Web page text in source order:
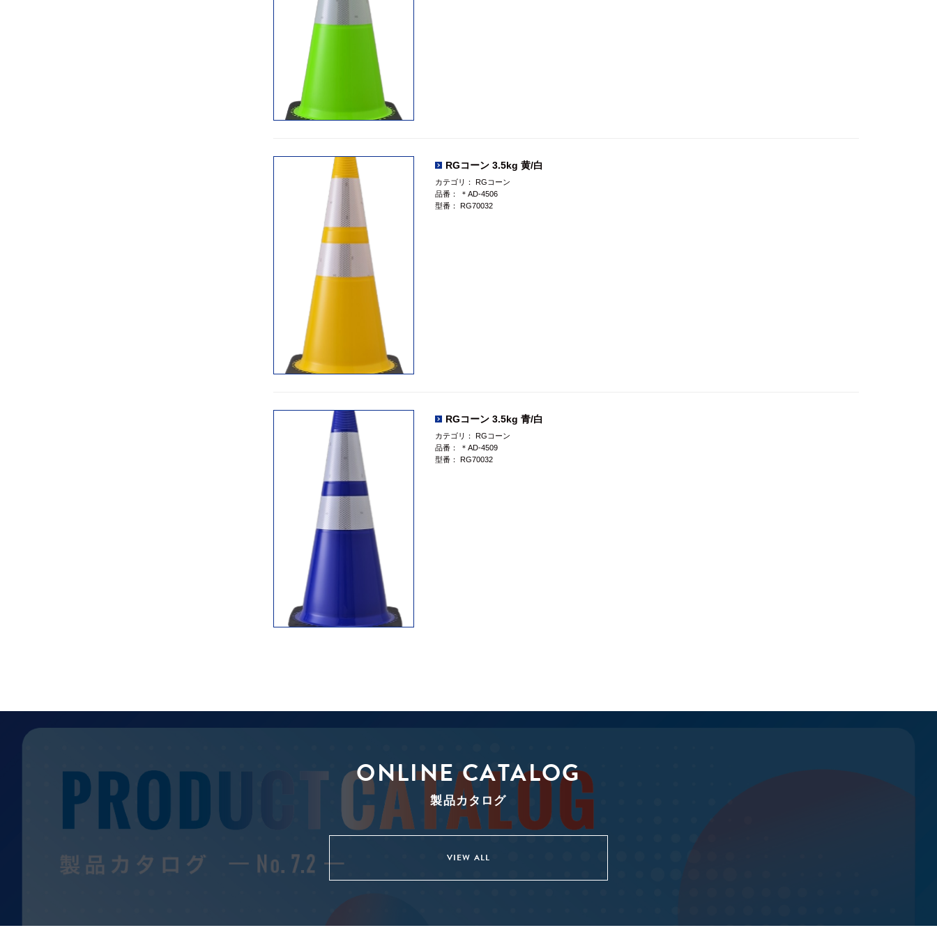
RGコーン 3.5kg 黄/白
カテゴリ：
RGコーン
品番：
＊AD-4506
型番：
RG70032
RGコーン 3.5kg 青/白
カテゴリ：
RGコーン
品番：
＊AD-4509
型番：
RG70032
ONLINE CATALOG
製品カタログ
VIEW ALL